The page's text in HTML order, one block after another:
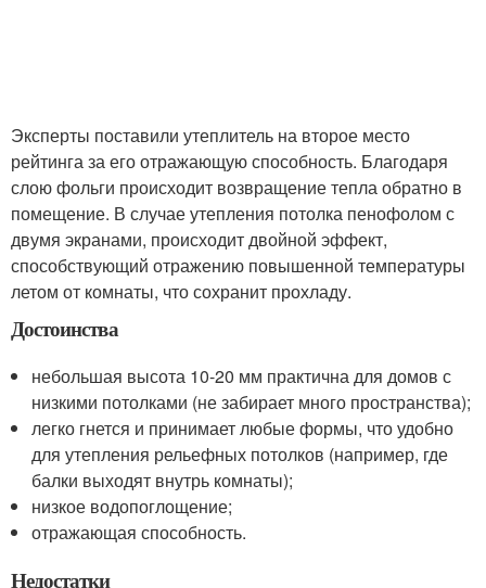
Эксперты поставили утеплитель на второе место
рейтинга за его отражающую способность. Благодаря
слою фольги происходит возвращение тепла обратно в
помещение. В случае утепления потолка пенофолом с
двумя экранами, происходит двойной эффект,
способствующий отражению повышенной температуры
летом от комнаты, что сохранит прохладу.
Достоинства
небольшая высота 10-20 мм практична для домов с
низкими потолками (не забирает много пространства);
легко гнется и принимает любые формы, что удобно
для утепления рельефных потолков (например, где
балки выходят внутрь комнаты);
низкое водопоглощение;
отражающая способность.
Недостатки